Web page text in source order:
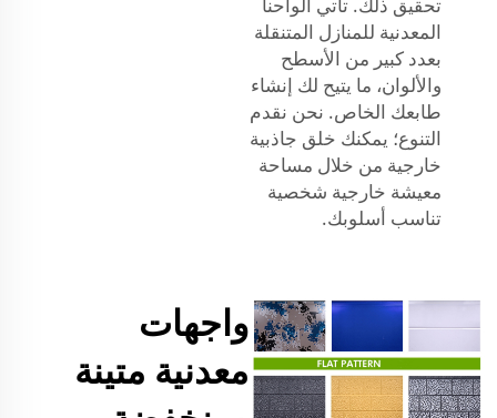
المعدنية للمنازل المتنقلة
بعدد كبير من الأسطح
والألوان، ما يتيح لك إنشاء
طابعك الخاص. نحن نقدم
التنوع؛ يمكنك خلق جاذبية
خارجية من خلال مساحة
معيشة خارجية شخصية
تناسب أسلوبك.
واجهات
معدنية متينة